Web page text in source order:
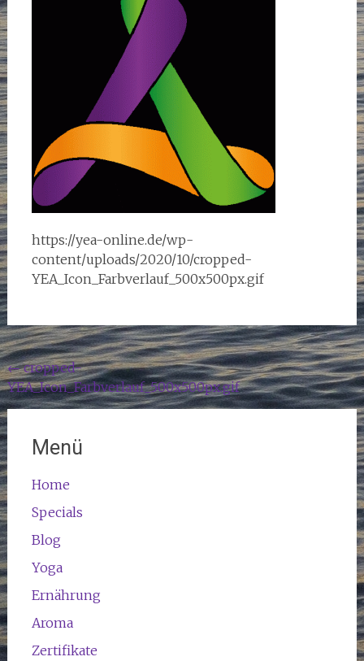
https://yea-online.de/wp-
content/uploads/2020/10/cropped-
YEA_Icon_Farbverlauf_500x500px.gif
Beitragsnavigation
←cropped-
YEA_Icon_Farbverlauf_500x500px.gif
Menü
Home
Specials
Blog
Yoga
Ernährung
Aroma
Zertifikate